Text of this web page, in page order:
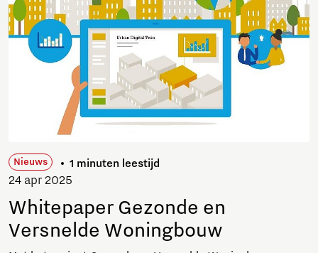
Nieuws 1 minuten leestijd
24 apr 2025
Whitepaper Gezonde en
Versnelde Woningbouw